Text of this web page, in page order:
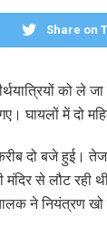
Share on
को
घायलों में दो
दो बजे हुई।
मंदिर से लौट
ने नियंत्रण